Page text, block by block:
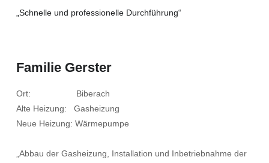
„Schnelle und professionelle Durchführung“
Familie Gerster
Ort: Biberach
Alte Heizung: Gasheizung
Neue Heizung: Wärmepumpe
„Abbau der Gasheizung, Installation und Inbetriebnahme der